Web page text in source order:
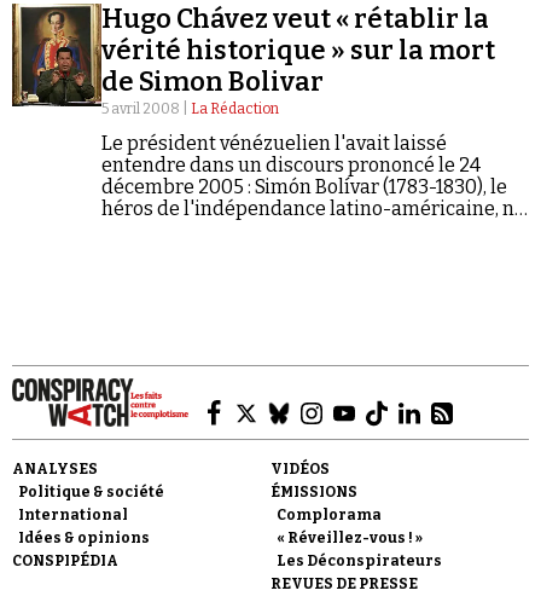
Newsletter
Demander à Vera
Hugo Chávez veut « rétablir la
vérité historique » sur la mort
de Simon Bolivar
5 avril 2008 | La Rédaction
Le président vénézuelien l'avait laissé
entendre dans un discours prononcé le 24
décembre 2005 : Simón Bolívar (1783-1830), le
héros de l'indépendance latino-américaine, ne
ANALYSES
Politique & société
International
Idées & opinions
CONSPIPÉDIA
VIDÉOS
ÉMISSIONS
Complorama
« Réveillez-vous ! »
Les Déconspirateurs
REVUES DE PRESSE